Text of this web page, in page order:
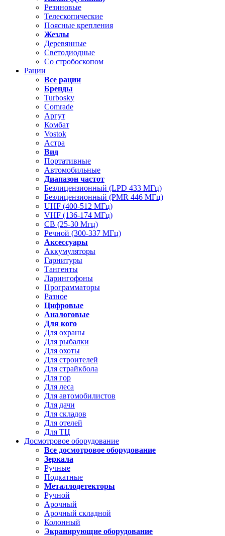
Резиновые
Телескопические
Поясные крепления
Жезлы
Деревянные
Светодиодные
Со стробоскопом
Рации
Все рации
Бренды
Turbosky
Comrade
Аргут
Комбат
Vostok
Астра
Вид
Портативные
Автомобильные
Диапазон частот
Безлицензионный (LPD 433 МГц)
Безлицензионный (PMR 446 МГц)
UHF (400-512 МГц)
VHF (136-174 МГц)
CB (25-30 Мгц)
Речной (300-337 МГц)
Аксессуары
Аккумуляторы
Гарнитуры
Тангенты
Ларингофоны
Программаторы
Разное
Цифровые
Аналоговые
Для кого
Для охраны
Для рыбалки
Для охоты
Для строителей
Для страйкбола
Для гор
Для леса
Для автомобилистов
Для дачи
Для складов
Для отелей
Для ТЦ
Досмотровое оборудование
Все досмотровое оборудование
Зеркала
Ручные
Подкатные
Металлодетекторы
Ручной
Арочный
Арочный складной
Колонный
Экранирующие оборудование